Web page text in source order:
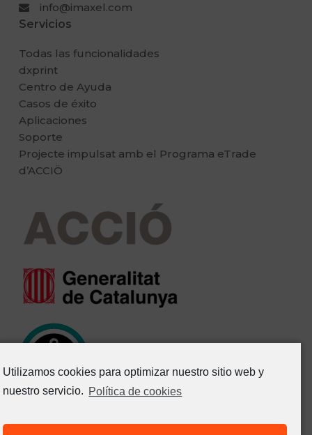
info@imaxel.com
Servicios
Todas las funcionalidades
dxprint
Centro de Ayuda
Casos de éxito
Aplicaciones
Soporte
Projecte impulsat amb el Programa eTrade
d’ACCIÖ
Utilizamos cookies para optimizar nuestro sitio web y
nuestro servicio. Política de cookies